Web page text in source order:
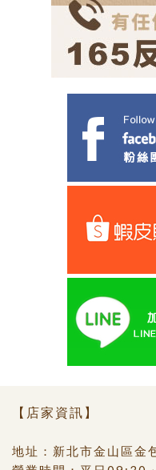
【店家資訊】
地址：新北市金山區金